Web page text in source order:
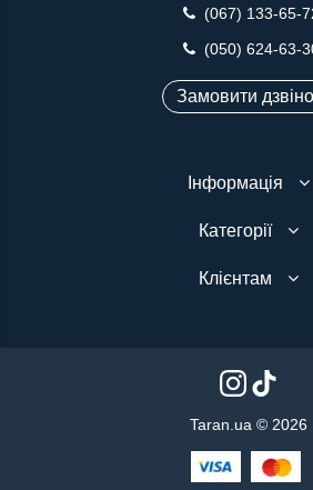
(067) 133-65-
(050) 624-63-
Замовити
Інформація
Категорії
Клієнтам
Taran.ua © 2026